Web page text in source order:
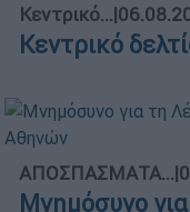
Κεντρικό...|
Κεντρικό
ΑΠΟΣΠΑΣΜΑΤΑ...|
Μνημόσυνο